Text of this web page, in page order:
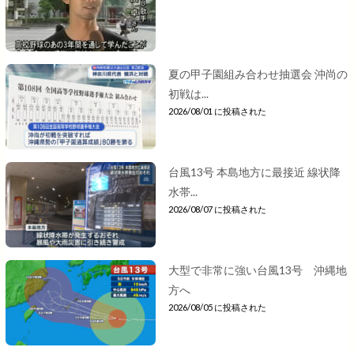
夏の甲子園組み合わせ抽選会 沖尚の
初戦は...
2026/08/01 に投稿された
台風13号 本島地方に最接近 線状降
水帯...
2026/08/07 に投稿された
大型で非常に強い台風13号 沖縄地
方へ
2026/08/05 に投稿された